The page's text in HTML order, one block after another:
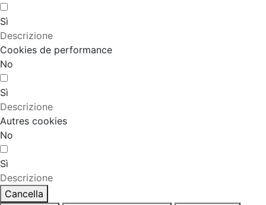
Sì
Descrizione
Cookies de performance
No
Sì
Descrizione
Autres cookies
No
Sì
Descrizione
Cancella